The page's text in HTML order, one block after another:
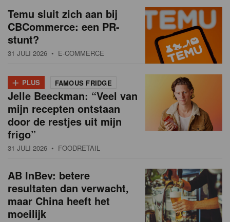
Temu sluit zich aan bij
CBCommerce: een PR-
stunt?
31 JULI 2026 • E-COMMERCE
+ PLUS FAMOUS FRIDGE
Jelle Beeckman: “Veel van
mijn recepten ontstaan
door de restjes uit mijn
frigo”
31 JULI 2026 • FOODRETAIL
AB InBev: betere
resultaten dan verwacht,
maar China heeft het
moeilijk